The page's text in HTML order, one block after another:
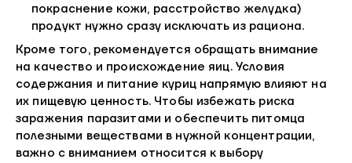
покраснение кожи, расстройство желудка)
продукт нужно сразу исключать из рациона.
Кроме того, рекомендуется обращать внимание
на качество и происхождение яиц. Условия
содержания и питание куриц напрямую влияют на
их пищевую ценность. Чтобы избежать риска
заражения паразитами и обеспечить питомца
полезными веществами в нужной концентрации,
важно с вниманием относится к выбору